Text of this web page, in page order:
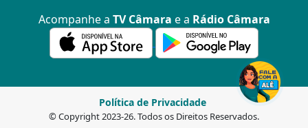
Acompanhe a TV Câmara e a Rádio Câmara
© Copyright 2023-26. Todos os Direitos Reservados.
Política de Privacidade